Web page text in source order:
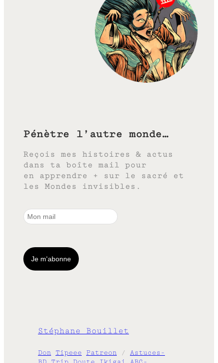
Pénètre l’autre monde…
Reçois mes histoires & actus
dans ta boîte mail pour
en apprendre + sur le sacré et
les Mondes invisibles.
Stéphane Bouillet
Don Tipeee Patreon / Astuces-